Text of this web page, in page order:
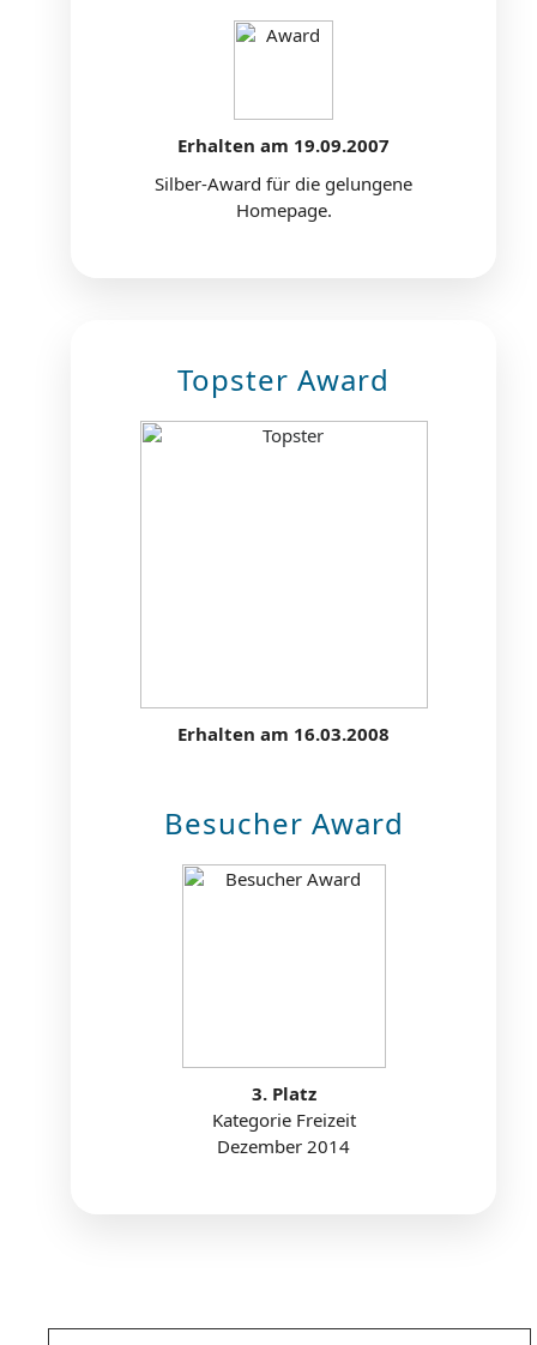
Erhalten am 19.09.2007
Silber-Award für die gelungene
Homepage.
Topster Award
Erhalten am 16.03.2008
Besucher Award
3. Platz
Kategorie Freizeit
Dezember 2014